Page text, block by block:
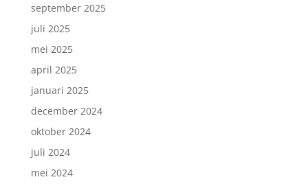
september 2025
juli 2025
mei 2025
april 2025
januari 2025
december 2024
oktober 2024
juli 2024
mei 2024